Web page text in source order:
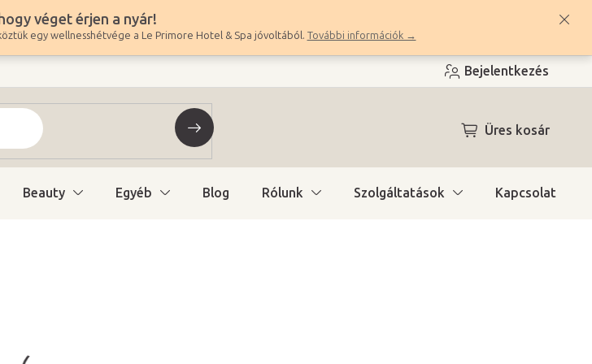
véget érjen a nyár!
egy wellnesshétvége a Le Primore Hotel & Spa jóvoltából. További információk →
Bejelentkezés
KOSÁR
Üres kosár
Beauty Egyéb Blog Rólunk Szolgáltatások Kapcsolat